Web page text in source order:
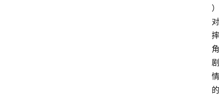
）
对
摔
角
剧
情
的